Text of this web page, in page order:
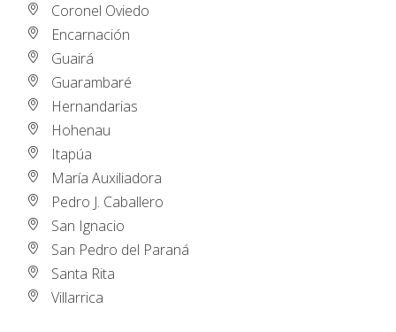
Coronel Oviedo
Encarnación
Guairá
Guarambaré
Hernandarias
Hohenau
Itapúa
María Auxiliadora
Pedro J. Caballero
San Ignacio
San Pedro del Paraná
Santa Rita
Villarrica